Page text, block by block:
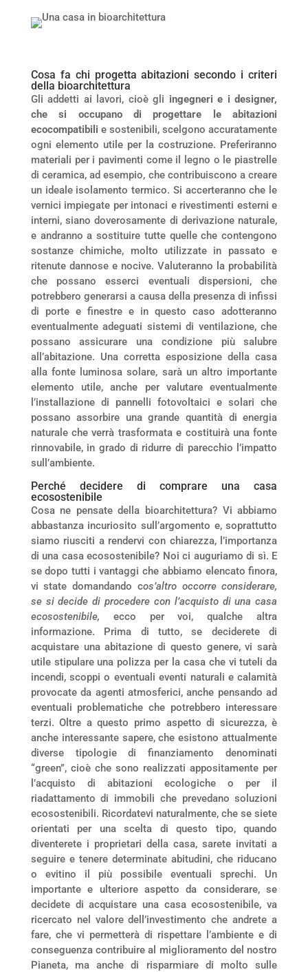
Cosa fa chi progetta abitazioni secondo i criteri
della bioarchitettura
Gli addetti ai lavori, cioè gli ingegneri e i designer,
che si occupano di progettare le abitazioni
ecocompatibili e sostenibili, scelgono accuratamente
ogni elemento utile per la costruzione. Preferiranno
materiali per i pavimenti come il legno o le piastrelle
di ceramica, ad esempio, che contribuiscono a creare
un ideale isolamento termico. Si accerteranno che le
vernici impiegate per intonaci e rivestimenti esterni e
interni, siano doverosamente di derivazione naturale,
e andranno a sostituire tutte quelle che contengono
sostanze chimiche, molto utilizzate in passato e
ritenute dannose e nocive. Valuteranno la probabilità
che possano esserci eventuali dispersioni, che
potrebbero generarsi a causa della presenza di infissi
di porte e finestre e in questo caso adotteranno
eventualmente adeguati sistemi di ventilazione, che
possano assicurare una condizione più salubre
all’abitazione. Una corretta esposizione della casa
alla fonte luminosa solare, sarà un altro importante
elemento utile, anche per valutare eventualmente
l’installazione di pannelli fotovoltaici e solari che
possano assorbire una grande quantità di energia
naturale che verrà trasformata e costituirà una fonte
rinnovabile, in grado di ridurre di parecchio l’impatto
sull’ambiente.
Perché decidere di comprare una casa
ecosostenibile
Cosa ne pensate della bioarchitettura? Vi abbiamo
abbastanza incuriosito sull’argomento e, soprattutto
siamo riusciti a rendervi con chiarezza, l’importanza
di una casa ecosostenibile? Noi ci auguriamo di sì. E
se dopo tutti i vantaggi che abbiamo elencato finora,
vi state domandando cos’altro occorre considerare,
se si decide di procedere con l’acquisto di una casa
ecosostenibile, ecco per voi, qualche altra
informazione. Prima di tutto, se deciderete di
acquistare una abitazione di questo genere, vi sarà
utile stipulare una polizza per la casa che vi tuteli da
incendi, scoppi o eventuali eventi naturali e calamità
provocate da agenti atmosferici, anche pensando ad
eventuali problematiche che potrebbero interessare
terzi. Oltre a questo primo aspetto di sicurezza, è
anche interessante sapere, che esistono attualmente
diverse tipologie di finanziamento denominati
“green”, cioè che sono realizzati appositamente per
l’acquisto di abitazioni ecologiche o per il
riadattamento di immobili che prevedano soluzioni
ecosostenibili. Ricordatevi naturalmente, che se siete
orientati per una scelta di questo tipo, quando
diventerete i proprietari della casa, sarete invitati a
seguire e tenere determinate abitudini, che riducano
o evitino il più possibile eventuali sprechi. Un
importante e ulteriore aspetto da considerare, se
decidete di acquistare una casa ecosostenibile, va
ricercato nel valore dell’investimento che andrete a
fare, che vi permetterà di rispettare l’ambiente e di
conseguenza contribuire al miglioramento del nostro
Pianeta, ma anche di risparmiare di molto sulle